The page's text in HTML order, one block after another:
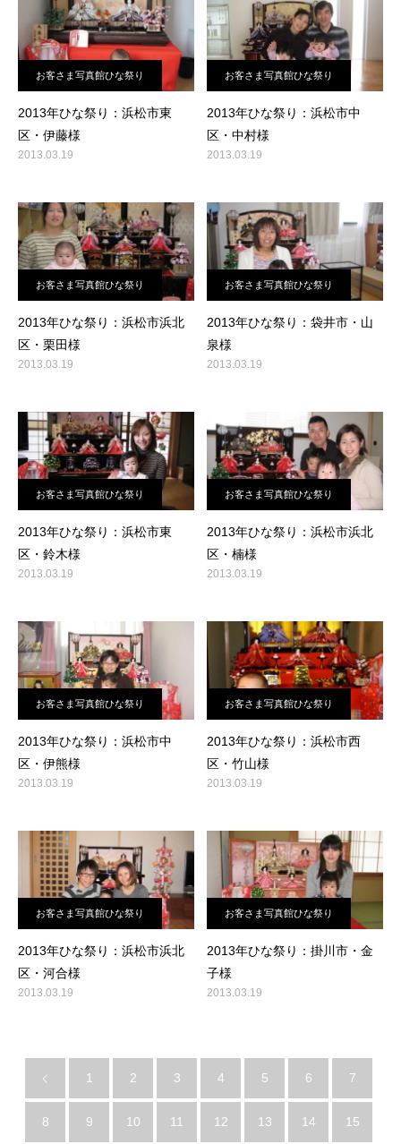
お客さま写真館ひな祭り
2013年ひな祭り：浜松市東
区・伊藤様
2013.03.19
お客さま写真館ひな祭り
2013年ひな祭り：浜松市中
区・中村様
2013.03.19
お客さま写真館ひな祭り
2013年ひな祭り：浜松市浜北
区・栗田様
2013.03.19
お客さま写真館ひな祭り
2013年ひな祭り：袋井市・山
泉様
2013.03.19
お客さま写真館ひな祭り
2013年ひな祭り：浜松市東
区・鈴木様
2013.03.19
お客さま写真館ひな祭り
2013年ひな祭り：浜松市浜北
区・楠様
2013.03.19
お客さま写真館ひな祭り
2013年ひな祭り：浜松市中
区・伊熊様
2013.03.19
お客さま写真館ひな祭り
2013年ひな祭り：浜松市西
区・竹山様
2013.03.19
お客さま写真館ひな祭り
2013年ひな祭り：浜松市浜北
区・河合様
2013.03.19
お客さま写真館ひな祭り
2013年ひな祭り：掛川市・金
子様
2013.03.19
1 2 3 4 5 6 7
8 9 10 11 12 13 14 15